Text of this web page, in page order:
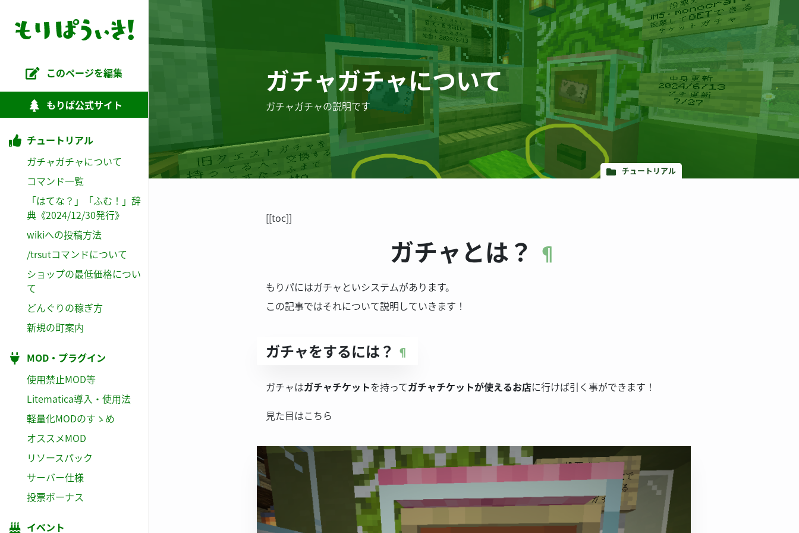
このページを編集
もりぱ公式サイト
チュートリアル
ガチャガチャについて
コマンド一覧
「はてな？」「ふむ！」辞
典《2024/12/30発行》
wikiへの投稿方法
/trsutコマンドについて
ショップの最低価格につい
て
どんぐりの稼ぎ方
新規の町案内
MOD・プラグイン
使用禁止MOD等
Litematica導入・使用法
軽量化MODのすゝめ
オススメMOD
リソースパック
サーバー仕様
投票ボーナス
イベント
チュートリアル
ガチャガチャについて
ガチャガチャの説明です
[[toc]]
ガチャとは？ ¶
もりパにはガチャといシステムがあります。
この記事ではそれについて説明していきます！
ガチャをするには？ ¶
ガチャはガチャチケットを持ってガチャチケットが使えるお店に行けば引く事ができます！
見た目はこちら